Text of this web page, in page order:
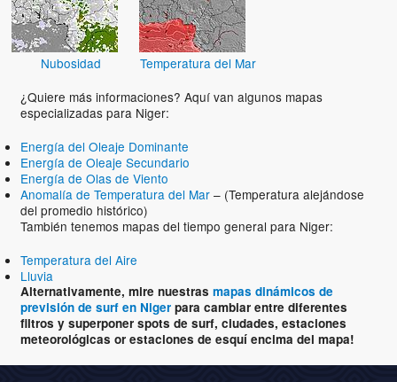
Nubosidad
Temperatura del Mar
¿Quiere más informaciones? Aquí van algunos mapas
especializadas para Niger:
Energía del Oleaje Dominante
Energía de Oleaje Secundario
Energía de Olas de Viento
Anomalía de Temperatura del Mar – (Temperatura alejándose
del promedio histórico)
También tenemos mapas del tiempo general para Niger:
Temperatura del Aire
Lluvia
Alternativamente, mire nuestras mapas dinámicos de
previsión de surf en Niger para cambiar entre diferentes
filtros y superponer spots de surf, ciudades, estaciones
meteorológicas or estaciones de esquí encima del mapa!